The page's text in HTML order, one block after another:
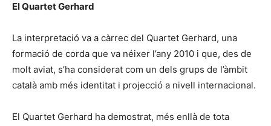
El Quartet Gerhard
La interpretació va a càrrec del Quartet Gerhard, una
formació de corda que va néixer l’any 2010 i que, des de
molt aviat, s’ha considerat com un dels grups de l’àmbit
català amb més identitat i projecció a nivell internacional.
El Quartet Gerhard ha demostrat, més enllà de tota